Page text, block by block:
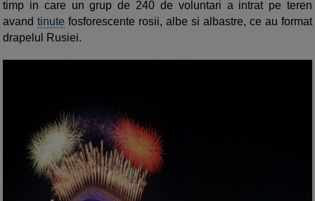
timp in care un grup de 240 de voluntari a intrat pe teren
avand tinute fosforescente rosii, albe si albastre, ce au format
drapelul Rusiei.